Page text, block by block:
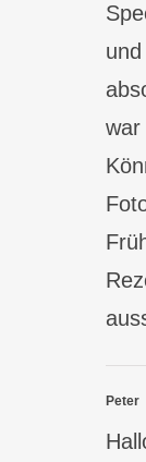
war
Peter